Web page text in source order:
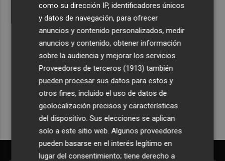
Recibe toda la actualidad de
Plaza Podcast en tu correo
Quiero suscribirme
como su dirección IP, identificadores únicos
y datos de navegación, para ofrecer
anuncios y contenido personalizados, medir
anuncios y contenido, obtener información
sobre la audiencia y mejorar los servicios.
Proveedores de terceros (1913) también
pueden procesar sus datos para estos y
otros fines, incluido el uso de datos de
geolocalización precisos y características
del dispositivo. Sus elecciones se aplican
solo a este sitio web. Algunos proveedores
pueden basarse en el interés legítimo en
lugar del consentimiento; tiene derecho a